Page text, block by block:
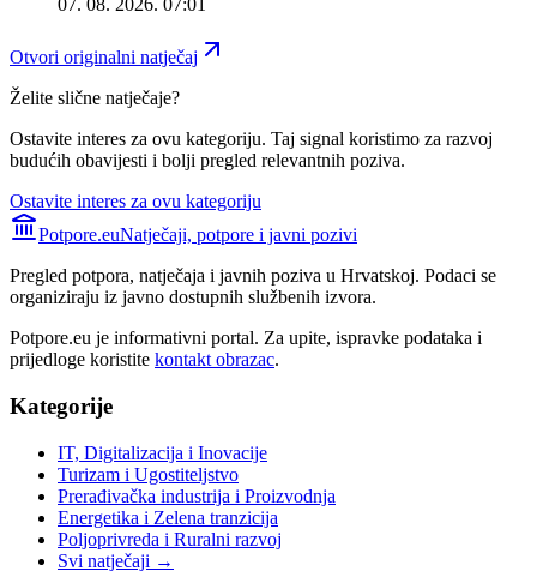
07. 08. 2026. 07:01
Otvori originalni natječaj
Želite slične natječaje?
Ostavite interes za ovu kategoriju. Taj signal koristimo za razvoj
budućih obavijesti i bolji pregled relevantnih poziva.
Ostavite interes za ovu kategoriju
Potpore.euNatječaji, potpore i javni pozivi
Pregled potpora, natječaja i javnih poziva u Hrvatskoj. Podaci se
organiziraju iz javno dostupnih službenih izvora.
Potpore.eu je informativni portal. Za upite, ispravke podataka i
prijedloge koristite kontakt obrazac.
Kategorije
IT, Digitalizacija i Inovacije
Turizam i Ugostiteljstvo
Prerađivačka industrija i Proizvodnja
Energetika i Zelena tranzicija
Poljoprivreda i Ruralni razvoj
Svi natječaji →